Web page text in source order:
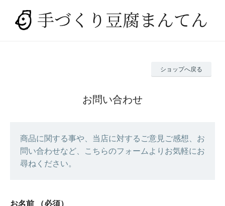
ショップへ戻る
お問い合わせ
商品に関する事や、当店に対するご意見ご感想、お
問い合わせなど、こちらのフォームよりお気軽にお
尋ねください。
お名前 （必須）